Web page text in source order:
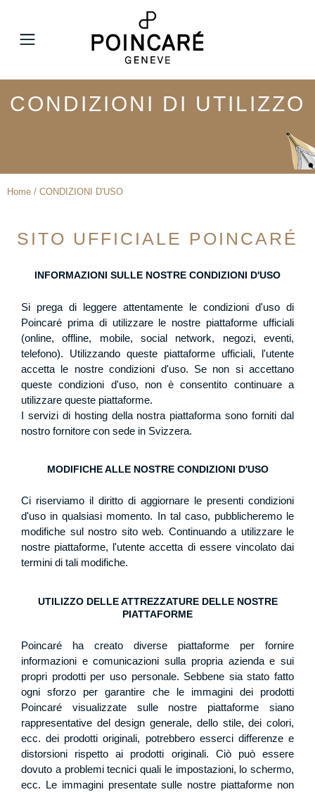
CONDIZIONI DI UTILIZZO
Home / CONDIZIONI D'USO
SITO UFFICIALE POINCARÉ
INFORMAZIONI SULLE NOSTRE CONDIZIONI D'USO
Si prega di leggere attentamente le condizioni d'uso di
Poincaré prima di utilizzare le nostre piattaforme ufficiali
(online, offline, mobile, social network, negozi, eventi,
telefono). Utilizzando queste piattaforme ufficiali, l'utente
accetta le nostre condizioni d'uso. Se non si accettano
queste condizioni d'uso, non è consentito continuare a
utilizzare queste piattaforme.
I servizi di hosting della nostra piattaforma sono forniti dal
nostro fornitore con sede in Svizzera.
MODIFICHE ALLE NOSTRE CONDIZIONI D'USO
Ci riserviamo il diritto di aggiornare le presenti condizioni
d'uso in qualsiasi momento. In tal caso, pubblicheremo le
modifiche sul nostro sito web. Continuando a utilizzare le
nostre piattaforme, l'utente accetta di essere vincolato dai
termini di tali modifiche.
UTILIZZO DELLE ATTREZZATURE DELLE NOSTRE
PIATTAFORME
Poincaré ha creato diverse piattaforme per fornire
informazioni e comunicazioni sulla propria azienda e sui
propri prodotti per uso personale. Sebbene sia stato fatto
ogni sforzo per garantire che le immagini dei prodotti
Poincaré visualizzate sulle nostre piattaforme siano
rappresentative del design generale, dello stile, dei colori,
ecc. dei prodotti originali, potrebbero esserci differenze e
distorsioni rispetto ai prodotti originali. Ciò può essere
dovuto a problemi tecnici quali le impostazioni, lo schermo,
ecc. Le immagini presentate sulle nostre piattaforme non